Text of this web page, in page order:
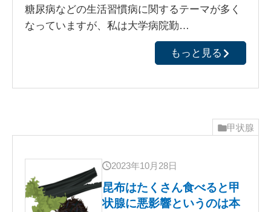
糖尿病などの生活習慣病に関するテーマが多く
なっていますが、私は大学病院勤…
もっと見る
甲状腺
2023年10月28日
昆布はたくさん食べると甲
状腺に悪影響というのは本